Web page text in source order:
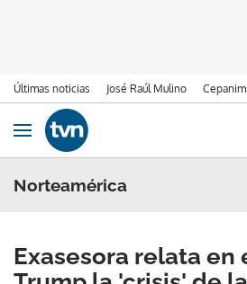
Últimas noticias José Raúl Mulino Cepanim
Ir al contenido
Obrir navegació
Norteamérica
Exasesora relata en